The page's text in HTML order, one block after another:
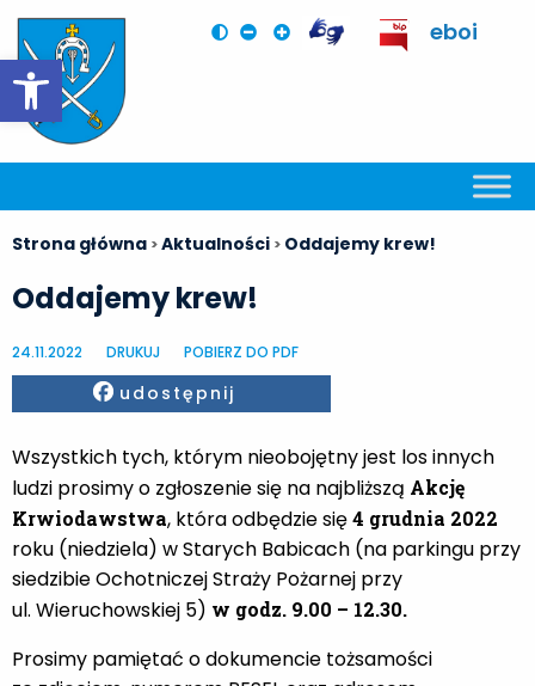
Otwórz pasek narzędzi
eboi
Strona główna >Aktualności > Oddajemy krew!
Oddajemy krew!
24.11.2022 DRUKUJ POBIERZ DO PDF
Facebook
udostępnij
Wszystkich tych, którym nieobojętny jest los innych
ludzi prosimy o zgłoszenie się na najbliższą Akcję
Krwiodawstwa, która odbędzie się4 grudnia 2022
roku (niedziela) w Starych Babicach (na parkingu przy
siedzibie Ochotniczej Straży Pożarnej przy
ul. Wieruchowskiej 5) w godz. 9.00 – 12.30.
Prosimy pamiętać o dokumencie tożsamości